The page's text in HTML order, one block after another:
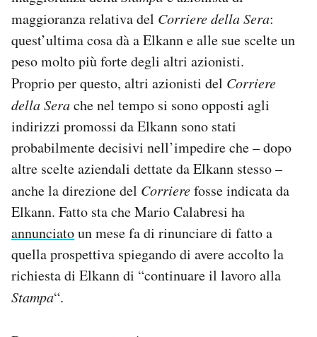
maggioranza relativa del Corriere della Sera:
quest’ultima cosa dà a Elkann e alle sue scelte un
peso molto più forte degli altri azionisti.
Proprio per questo, altri azionisti del Corriere
della Serache nel tempo si sono opposti agli
indirizzi promossi da Elkann sono stati
probabilmente decisivi nell’impedire che – dopo
altre scelte aziendali dettate da Elkann stesso –
anche la direzione del Corrierefosse indicata da
Elkann. Fatto sta che Mario Calabresi ha
annunciatoun mese fa di rinunciare di fatto a
quella prospettiva spiegando di avere accolto la
richiesta di Elkann di “continuare il lavoro alla
Stampa“.